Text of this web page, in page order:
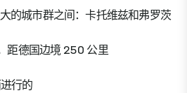
的城市群之间：卡托维兹和弗罗茨
距德国边境 250 公里
行的